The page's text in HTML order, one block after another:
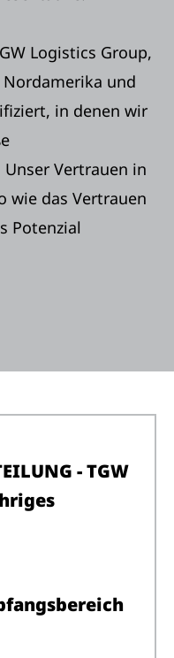
Logistics Group,
und
in denen wir
Vertrauen in
wie das Vertrauen
Potenzial
- TGW